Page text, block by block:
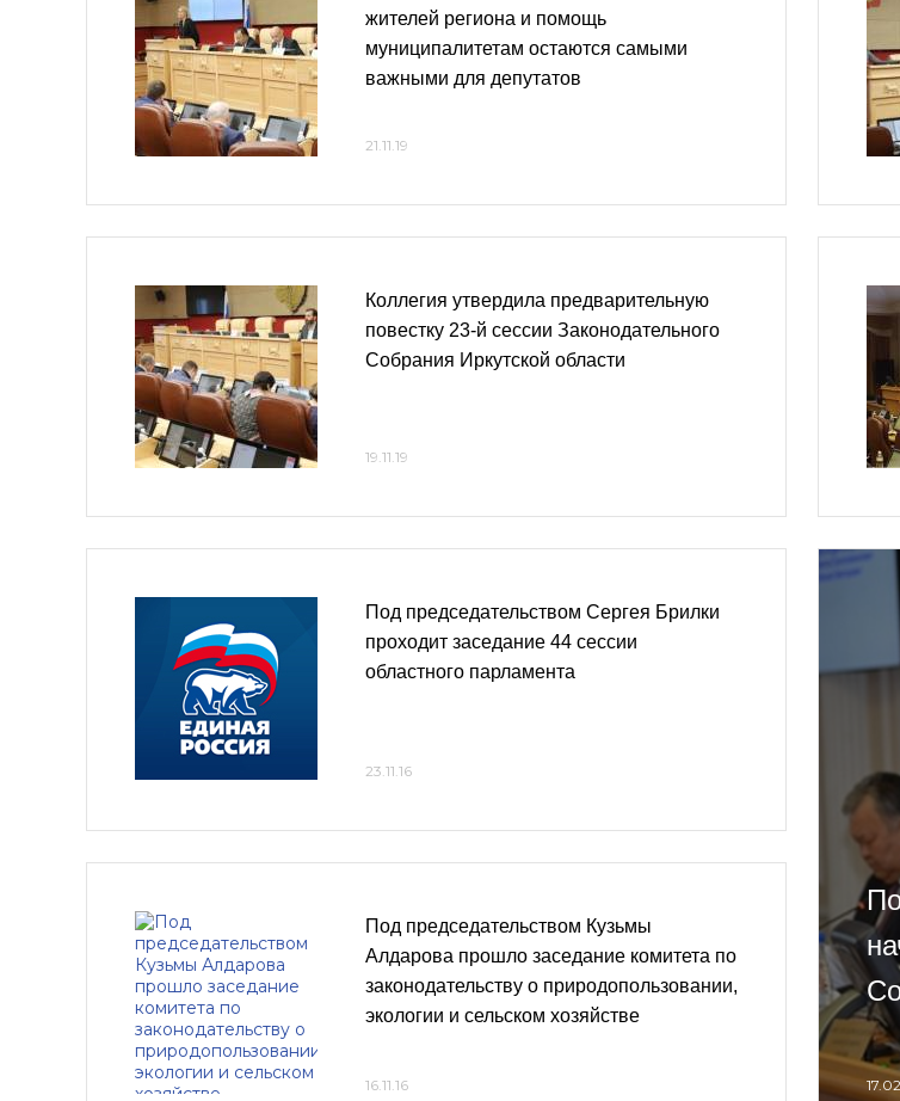
жителей региона и помощь
муниципалитетам остаются самыми
важными для депутатов
21.11.19
Коллегия утвердила предварительную
повестку 23-й сессии Законодательного
Собрания Иркутской области
19.11.19
Под председательством Сергея Брилки
проходит заседание 44 сессии
областного парламента
23.11.16
Под председательством Кузьмы
Алдарова прошло заседание комитета по
законодательству о природопользовании,
экологии и сельском хозяйстве
16.11.16